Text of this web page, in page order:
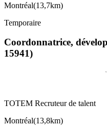
Montréal(13,7km)
Temporaire
Coordonnatrice,
15941)
TOTEM Recruteur de talent
Montréal(13,8km)